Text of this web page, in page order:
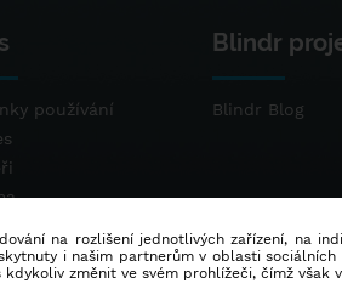
používání
Blindr
Blindr Blog
na rozlišení jednotlivých zařízení, na
i našim partnerům v oblasti
změnit ve svém prohlížeči, čímž však